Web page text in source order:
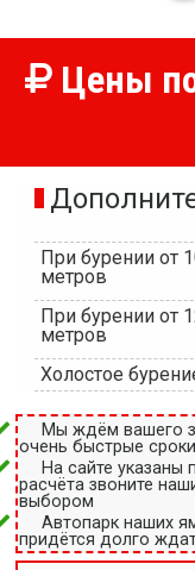
Цены
При бурении от
метров
При бурении от
метров
Холостое
Мы ждём вашего
очень быстрые сроки
На сайте указаны
расчёта звоните
выбором
Автопарк наших
придётся долго